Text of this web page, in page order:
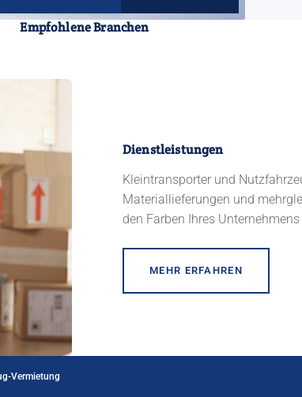
Empfohlene Branchen
Dienstleistungen
Kleintransporter und
Materiallieferungen und
den Farben Ihres Unternehmens
MEHR ERFAHREN
Vermietung